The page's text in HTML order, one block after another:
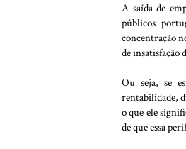
A saída de
públicos
concentração
de insatisfação
Ou seja, se
rentabilidade,
o que ele
de que essa